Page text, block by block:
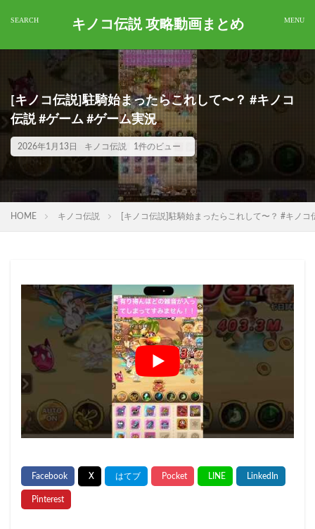
キノコ伝説 攻略動画まとめ
[キノコ伝説]駐騎始まったらこれして〜？ #キノコ
伝説 #ゲーム #ゲーム実況
2026年1月13日 キノコ伝説 1件のビュー
HOME キノコ伝説 [キノコ伝説]駐騎始まったらこれして〜？ #キノ